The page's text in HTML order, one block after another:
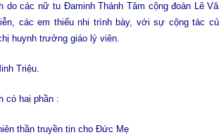
do các nữ tu Đaminh Thánh Tâm cộng đoàn Lê
các em thiếu nhi trình bày, với sự cộng tác
huynh trưởng giáo lý viên.
Triệu.
có hai phần :
thần truyền tin cho Đức Mẹ